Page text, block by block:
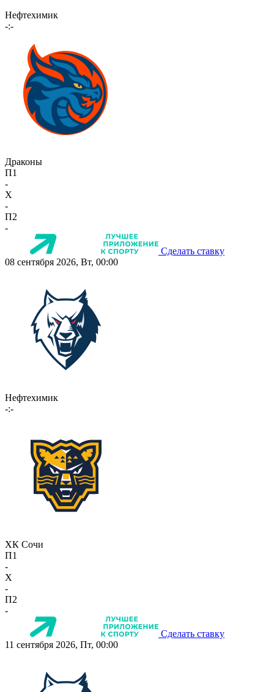
Нефтехимик
-:-
Драконы
П1
-
X
-
П2
-
Сделать ставку
08 сентября 2026, Вт, 00:00
Нефтехимик
-:-
ХК Сочи
П1
-
X
-
П2
-
Сделать ставку
11 сентября 2026, Пт, 00:00